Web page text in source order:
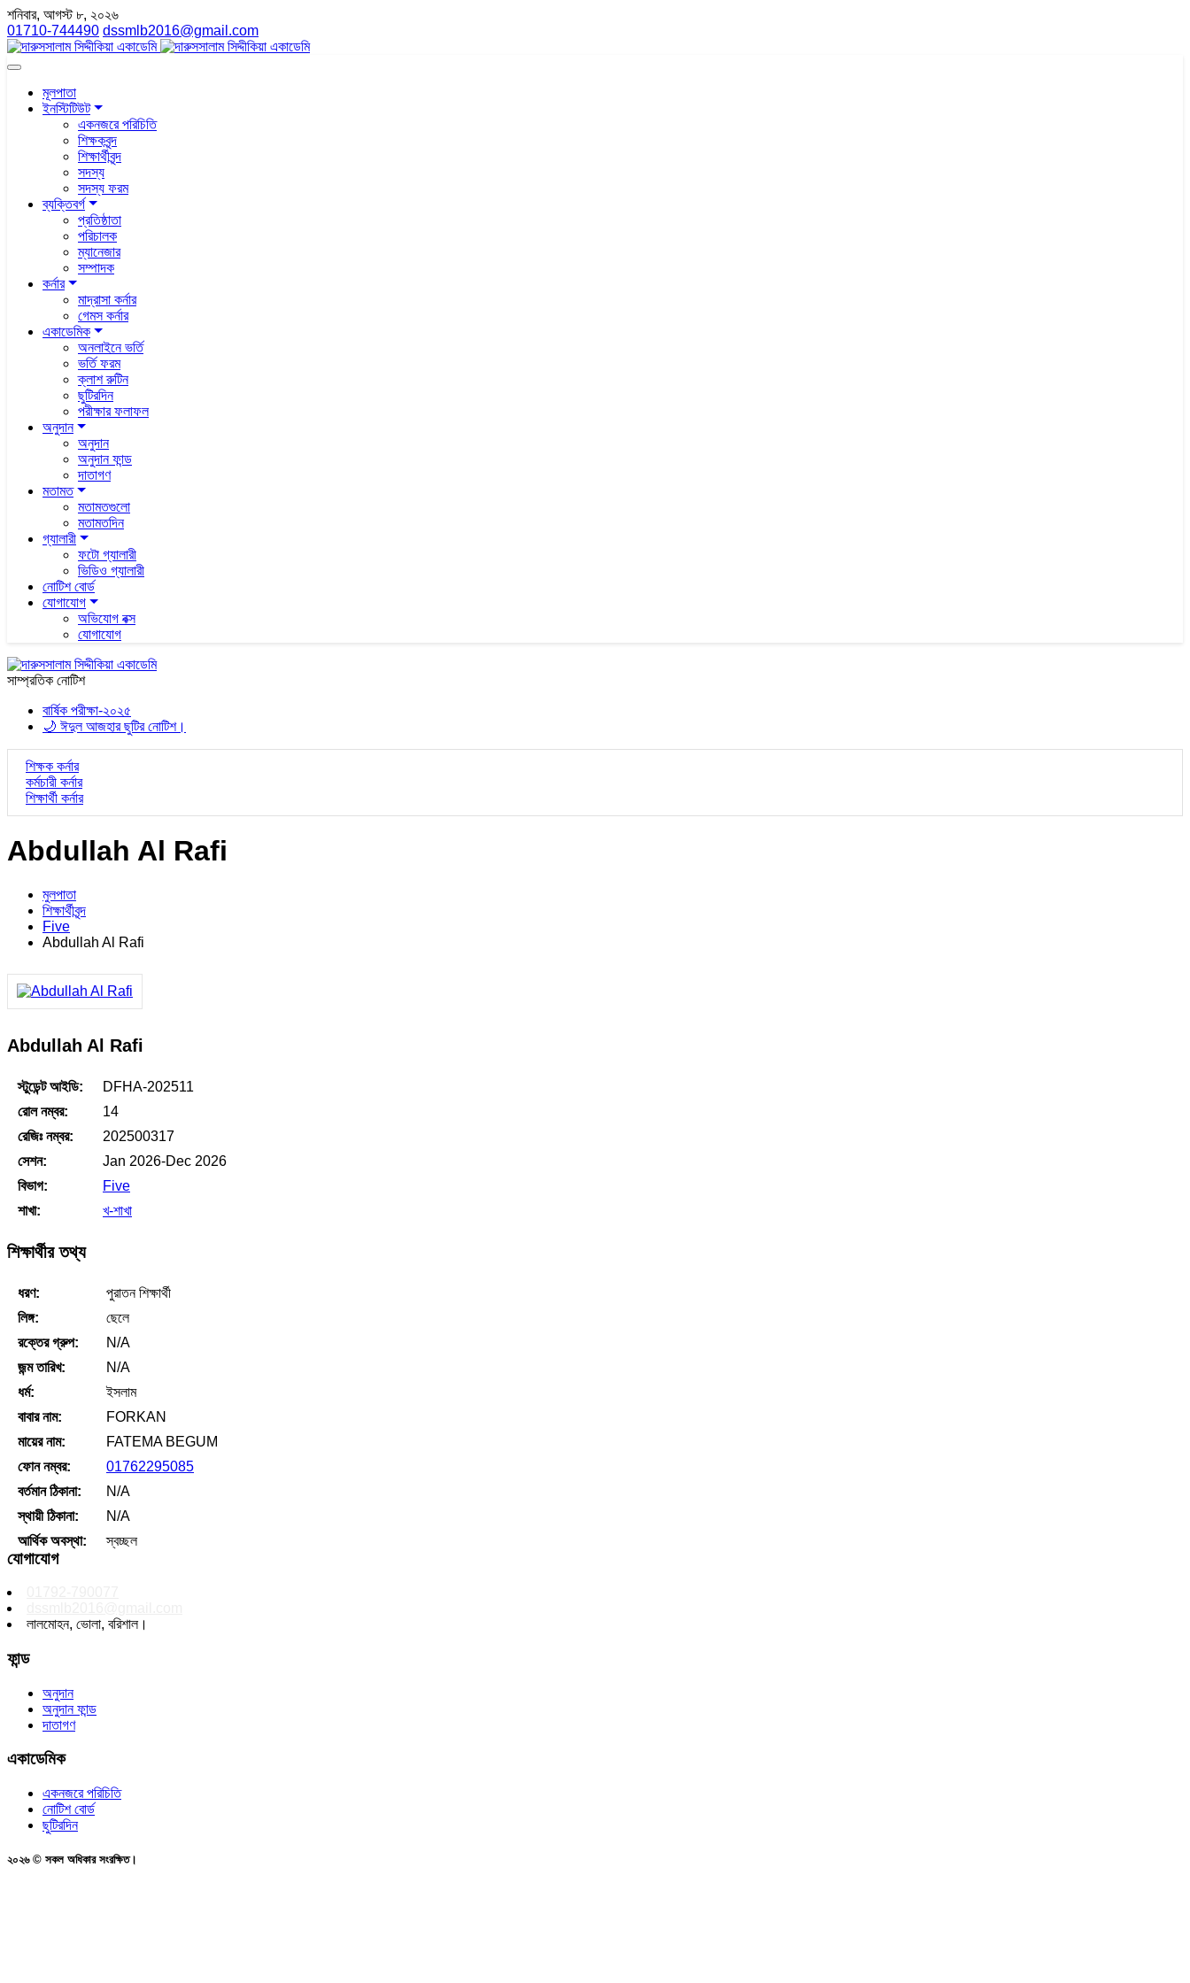
শনিবার, আগস্ট ৮, ২০২৬
01710-744490 dssmlb2016@gmail.com
মূলপাতা
ইনস্টিটিউট
একনজরে পরিচিতি
শিক্ষকবৃন্দ
শিক্ষার্থীবৃন্দ
সদস্য
সদস্য ফরম
ব্যক্তিবর্গ
প্রতিষ্ঠাতা
পরিচালক
ম্যানেজার
সম্পাদক
কর্নার
মাদ্রাসা কর্নার
গেমস কর্নার
একাডেমিক
অনলাইনে ভর্তি
ভর্তি ফরম
ক্লাশ রুটিন
ছুটিরদিন
পরীক্ষার ফলাফল
অনুদান
অনুদান
অনুদান ফান্ড
দাতাগণ
মতামত
মতামতগুলো
মতামতদিন
গ্যালারী
ফটো গ্যালারী
ভিডিও গ্যালারী
নোটিশ বোর্ড
যোগাযোগ
অভিযোগ বক্স
যোগাযোগ
সাম্প্রতিক নোটিশ
বার্ষিক পরীক্ষা-২০২৫
🌙 ঈদুল আজহার ছুটির নোটিশ।
শিক্ষক কর্নার
কর্মচারী কর্নার
শিক্ষার্থী কর্নার
Abdullah Al Rafi
মুলপাতা
শিক্ষার্থীবৃন্দ
Five
Abdullah Al Rafi
Abdullah Al Rafi
স্টুডেন্ট আইডি:
DFHA-202511
রোল নম্বর:
14
রেজিঃ নম্বর:
202500317
সেশন:
Jan 2026-Dec 2026
বিভাগ:
Five
শাখা:
খ-শাখা
শিক্ষার্থীর তথ্য
ধরণ:
পুরাতন শিক্ষার্থী
লিঙ্গ:
ছেলে
রক্তের গ্রুপ:
N/A
জন্ম তারিখ:
N/A
ধর্ম:
ইসলাম
বাবার নাম:
FORKAN
মায়ের নাম:
FATEMA BEGUM
ফোন নম্বর:
01762295085
বর্তমান ঠিকানা:
N/A
স্থায়ী ঠিকানা:
N/A
আর্থিক অবস্থা:
স্বচ্ছল
যোগাযোগ
লালমোহন, ভোলা, বরিশাল।
ফান্ড
অনুদান
অনুদান ফান্ড
দাতাগণ
একাডেমিক
একনজরে পরিচিতি
নোটিশ বোর্ড
ছুটিরদিন
২০২৬ © সকল অধিকার সংরক্ষিত।